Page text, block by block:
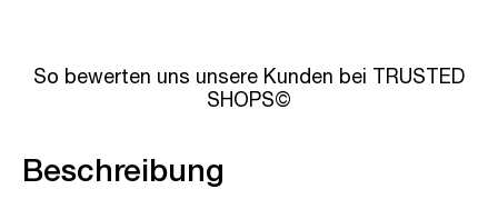
So bewerten uns unsere Kunden bei TRUSTED
SHOPS©
Beschreibung